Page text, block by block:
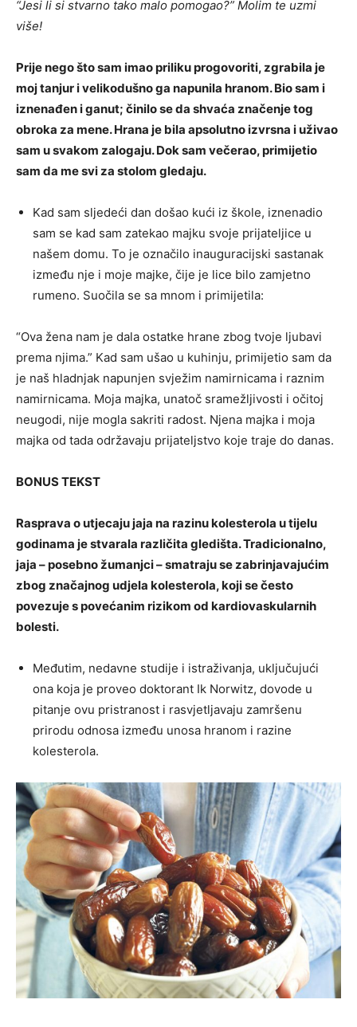
“Jesi li si stvarno tako malo pomogao?” Molim te uzmi
više!
Prije nego što sam imao priliku progovoriti, zgrabila je
moj tanjur i velikodušno ga napunila hranom. Bio sam i
iznenađen i ganut; činilo se da shvaća značenje tog
obroka za mene. Hrana je bila apsolutno izvrsna i uživao
sam u svakom zalogaju. Dok sam večerao, primijetio
sam da me svi za stolom gledaju.
Kad sam sljedeći dan došao kući iz škole, iznenadio
sam se kad sam zatekao majku svoje prijateljice u
našem domu. To je označilo inauguracijski sastanak
između nje i moje majke, čije je lice bilo zamjetno
rumeno. Suočila se sa mnom i primijetila:
“Ova žena nam je dala ostatke hrane zbog tvoje ljubavi
prema njima.” Kad sam ušao u kuhinju, primijetio sam da
je naš hladnjak napunjen svježim namirnicama i raznim
namirnicama. Moja majka, unatoč sramežljivosti i očitoj
neugodi, nije mogla sakriti radost. Njena majka i moja
majka od tada održavaju prijateljstvo koje traje do danas.
BONUS TEKST
Rasprava o utjecaju jaja na razinu kolesterola u tijelu
godinama je stvarala različita gledišta.Tradicionalno,
jaja – posebno žumanjci – smatraju se zabrinjavajućim
zbog značajnog udjela kolesterola, koji se često
povezuje s povećanim rizikom od kardiovaskularnih
bolesti.
Međutim, nedavne studije i istraživanja, uključujući
ona koja je proveo doktorant Ik Norwitz, dovode u
pitanje ovu pristranost i rasvjetljavaju zamršenu
prirodu odnosa između unosa hranom i razine
kolesterola.